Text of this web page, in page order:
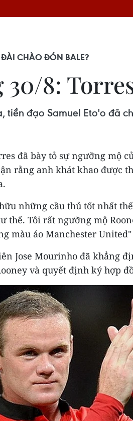
CHÀO ĐÓN BALE?
8:
tiền đạo Samuel Eto'o đã
đã bày tỏ sự ngưỡng mộ
rằng anh khát khao được
những cầu thủ tốt nhất
thế. Tôi rất ngưỡng mộ
màu áo Manchester
Jose Mourinho đã khẳng
và quyết định ký hợp